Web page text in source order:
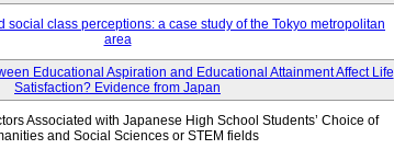
social class perceptions: a case study of the Tokyo metropolitan
area
Educational Aspiration and Educational Attainment Affect Life
Satisfaction? Evidence from Japan
Associated with Japanese High School Students’ Choice of
and Social Sciences or STEM fields